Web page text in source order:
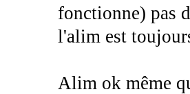
fonctionne) pas
l'alim est
Alim ok même